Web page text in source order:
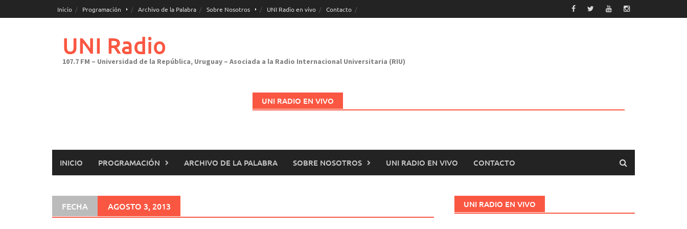
al
Inicio Programación Archivo de la Palabra Sobre Nosotros UNI Radio en vivo Contacto
UNI Radio
107.7 FM – Universidad de la República, Uruguay – Asociada a la Radio Internacional Universitaria (RIU)
UNI RADIO EN VIVO
INICIO PROGRAMACIÓN ARCHIVO DE LA PALABRA SOBRE NOSOTROS UNI RADIO EN VIVO CONTACTO
FECHA AGOSTO 3, 2013 UNI RADIO EN VIVO